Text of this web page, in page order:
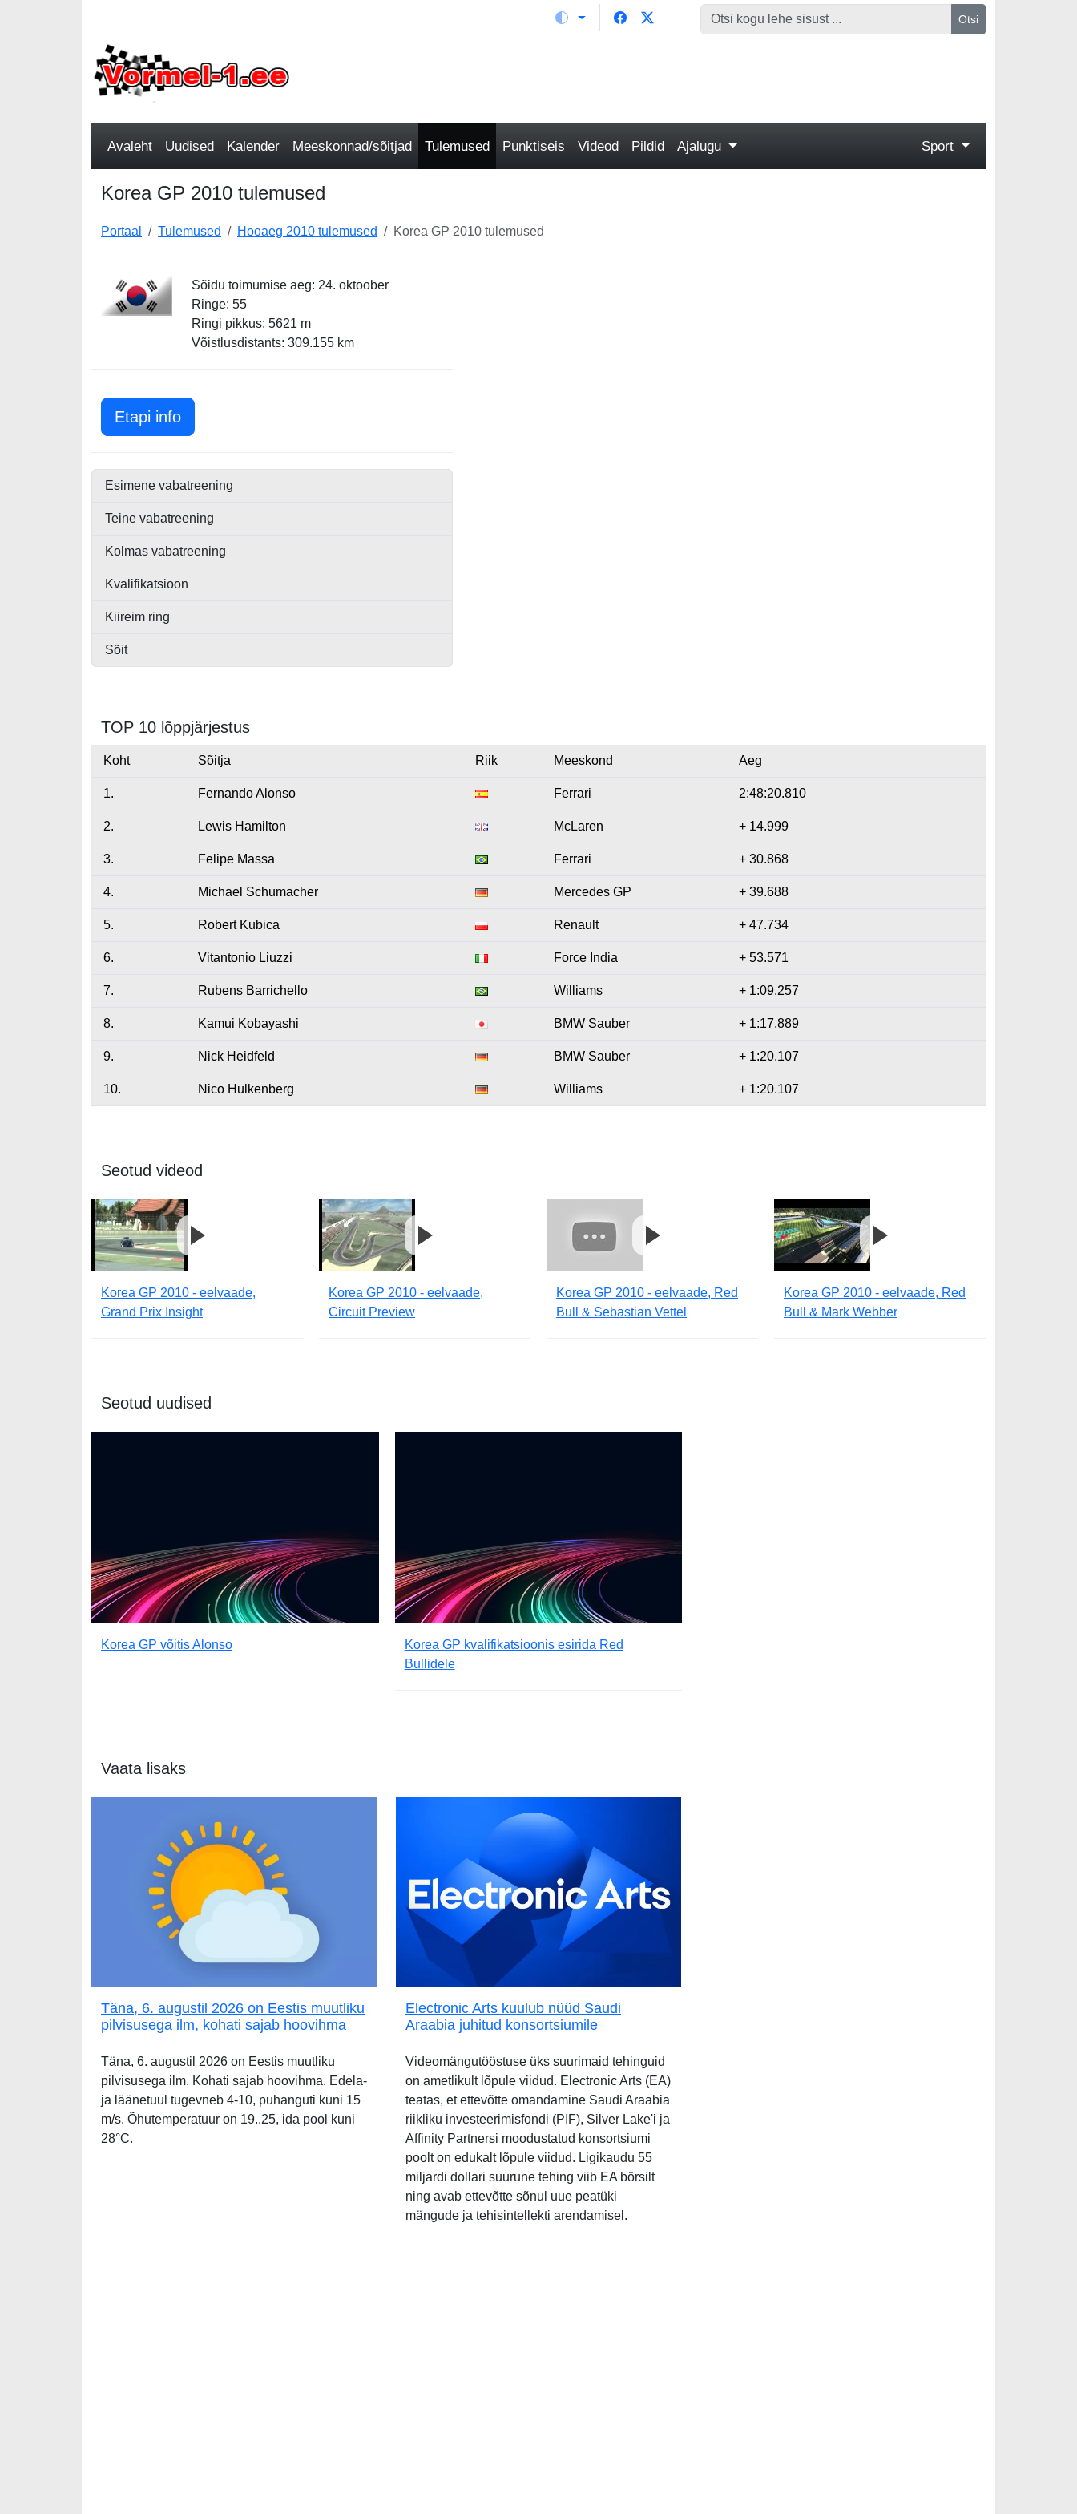
Otsi
Avaleht Uudised Kalender Meeskonnad/sõitjad Tulemused Punktiseis Videod Pildid Ajalugu Sport
Korea GP 2010 tulemused
Portaal Tulemused Hooaeg 2010 tulemused Korea GP 2010 tulemused
Sõidu toimumise aeg: 24. oktoober
Ringe: 55
Ringi pikkus: 5621 m
Võistlusdistants: 309.155 km
Etapi infoKorea GP 2010
Esimene vabatreening
Teine vabatreening
Kolmas vabatreening
Kvalifikatsioon
Kiireim ring
Sõit
TOP 10 lõppjärjestus
Koht Sõitja Riik Meeskond Aeg
1. Fernando Alonso Ferrari 2:48:20.810
2. Lewis Hamilton McLaren + 14.999
3. Felipe Massa Ferrari + 30.868
4. Michael Schumacher Mercedes GP + 39.688
5. Robert Kubica Renault + 47.734
6. Vitantonio Liuzzi Force India + 53.571
7. Rubens Barrichello Williams + 1:09.257
8. Kamui Kobayashi BMW Sauber + 1:17.889
9. Nick Heidfeld BMW Sauber + 1:20.107
10. Nico Hulkenberg Williams + 1:20.107
Seotud videod
Korea GP 2010 - eelvaade,
Grand Prix Insight
Korea GP 2010 - eelvaade,
Circuit Preview
Korea GP 2010 - eelvaade, Red
Bull & Sebastian Vettel
Korea GP 2010 - eelvaade, Red
Bull & Mark Webber
Seotud uudised
Korea GP võitis Alonso
Korea GP kvalifikatsioonis esirida Red
Bullidele
Vaata lisaks
Täna, 6. augustil 2026 on Eestis muutliku
pilvisusega ilm, kohati sajab hoovihma
Täna, 6. augustil 2026 on Eestis muutliku
pilvisusega ilm. Kohati sajab hoovihma. Edela-
ja läänetuul tugevneb 4-10, puhanguti kuni 15
m/s. Õhutemperatuur on 19..25, ida pool kuni
28°C.
Electronic Arts kuulub nüüd Saudi
Araabia juhitud konsortsiumile
Videomängutööstuse üks suurimaid tehinguid
on ametlikult lõpule viidud. Electronic Arts (EA)
teatas, et ettevõtte omandamine Saudi Araabia
riikliku investeerimisfondi (PIF), Silver Lake'i ja
Affinity Partnersi moodustatud konsortsiumi
poolt on edukalt lõpule viidud. Ligikaudu 55
miljardi dollari suurune tehing viib EA börsilt
ning avab ettevõtte sõnul uue peatüki
mängude ja tehisintellekti arendamisel.